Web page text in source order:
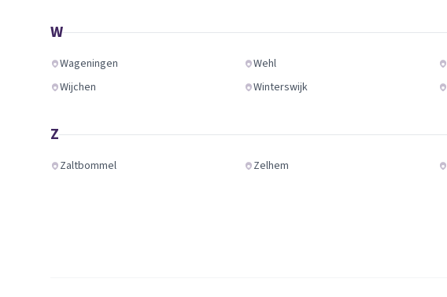
W
Wageningen Wehl
Wijchen
Winterswijk
Z
Zaltbommel Zelhem